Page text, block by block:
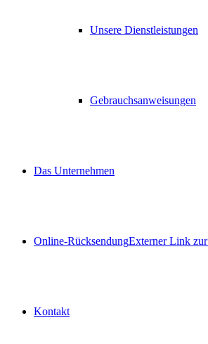
Unsere Dienstleistungen
Gebrauchsanweisungen
Das Unternehmen
Online-RücksendungExterner Link
Kontakt